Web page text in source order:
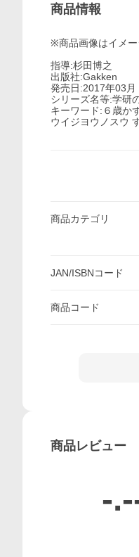
商品情報
※商品画像はイメー
指導:杉田博之
出版社:Gakken
発売日:2017年03月
シリーズ名等:学研
キーワード:６歳か
ウイジヨウノスウ
商品カテゴリ
JAN/ISBNコード
商品コード
商品レビュー
-